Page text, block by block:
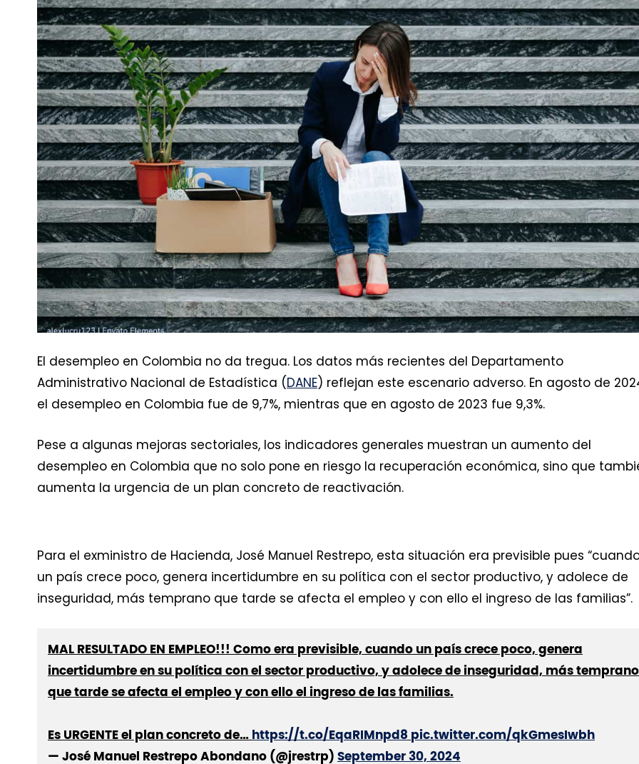
El desempleo en Colombia no da tregua. Los datos más recientes del Departamento
Administrativo Nacional de Estadística (DANE) reflejan este escenario adverso. En agosto de
el desempleo en Colombia fue de 9,7%, mientras que en agosto de 2023 fue 9,3%.
Pese a algunas mejoras sectoriales, los indicadores generales muestran un aumento del
desempleo en Colombia que no solo pone en riesgo la recuperación económica, sino que
aumenta la urgencia de un plan concreto de reactivación.
Para el exministro de Hacienda, José Manuel Restrepo, esta situación era previsible pues
un país crece poco, genera incertidumbre en su política con el sector productivo, y adolece de
inseguridad, más temprano que tarde se afecta el empleo y con ello el ingreso de las familias”.
MAL RESULTADO EN EMPLEO!!! Como era previsible, cuando un país crece poco, genera
incertidumbre en su política con el sector productivo, y adolece de inseguridad, más temprano
que tarde se afecta el empleo y con ello el ingreso de las familias.
Es URGENTE el plan concreto de… https://t.co/EqaRIMnpd8 pic.twitter.com/qkGmesIwbh
— José Manuel Restrepo Abondano (@jrestrp) September 30, 2024